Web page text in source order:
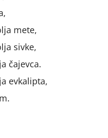
mete,
sivke,
čajevca.
evkalipta,